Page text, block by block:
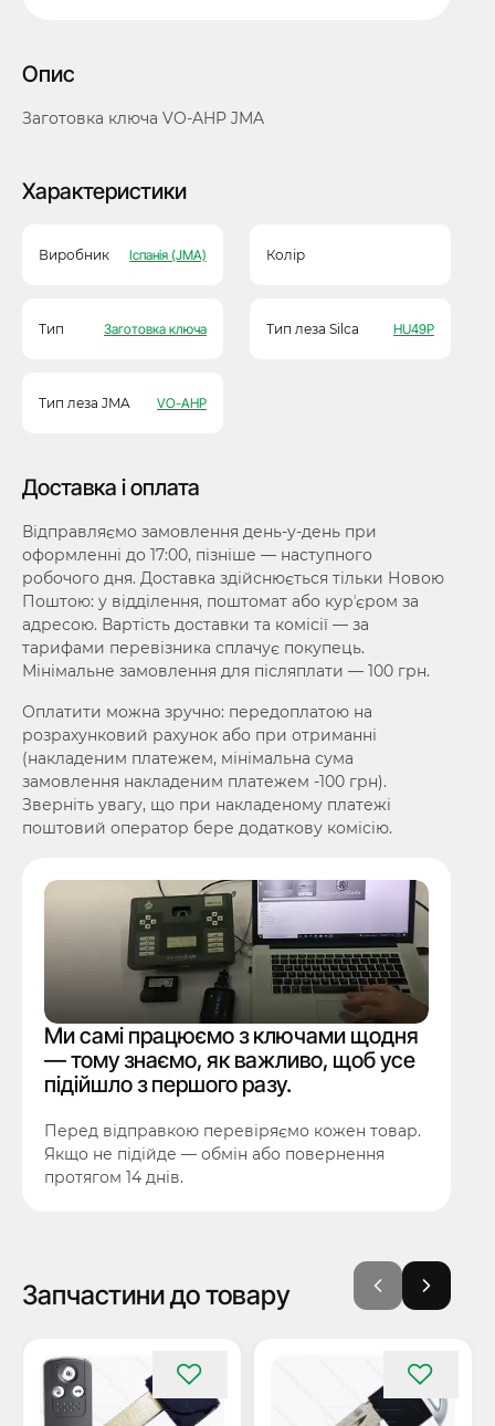
Опис
Заготовка ключа VO-AHP JMA
Характеристики
Виробник Іспанія (JMA) Колір
Тип Заготовка ключа Тип леза Silca HU49P
Тип леза JMA VO-AHP
Доставка і оплата
Відправляємо замовлення день-у-день при
оформленні до 17:00, пізніше — наступного
робочого дня. Доставка здійснюється тільки Новою
Поштою: у відділення, поштомат або курʼєром за
адресою. Вартість доставки та комісії — за
тарифами перевізника сплачує покупець.
Мінімальне замовлення для післяплати — 100 грн.
Оплатити можна зручно: передоплатою на
розрахунковий рахунок або при отриманні
(накладеним платежем, мінімальна сума
замовлення накладеним платежем -100 грн).
Зверніть увагу, що при накладеному платежі
поштовий оператор бере додаткову комісію.
Ми самі працюємо з ключами щодня
— тому знаємо, як важливо, щоб усе
підійшло з першого разу.
Перед відправкою перевіряємо кожен товар.
Якщо не підійде — обмін або повернення
протягом 14 днів.
Запчастини до товару